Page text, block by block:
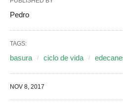
Pedro
TAGS:
basura ciclo de vida
NOV 8, 2017